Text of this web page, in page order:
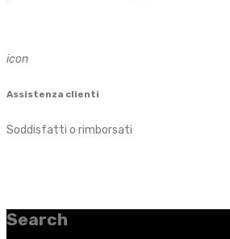
icon
Assistenza clienti
Soddisfatti o rimborsati
Search